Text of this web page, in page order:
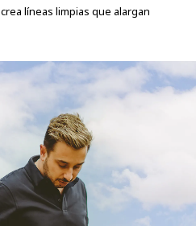
crea líneas limpias que alargan